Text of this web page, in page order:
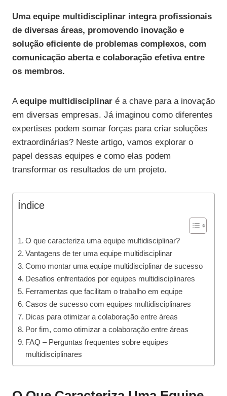
Uma equipe multidisciplinar integra profissionais
de diversas áreas, promovendo inovação e
solução eficiente de problemas complexos, com
comunicação aberta e colaboração efetiva entre
os membros.
Aequipe multidisciplinar é a chave para a inovação
em diversas empresas. Já imaginou como diferentes
expertises podem somar forças para criar soluções
extraordinárias? Neste artigo, vamos explorar o
papel dessas equipes e como elas podem
transformar os resultados de um projeto.
Índice
O que caracteriza uma equipe multidisciplinar?
Vantagens de ter uma equipe multidisciplinar
Como montar uma equipe multidisciplinar de sucesso
Desafios enfrentados por equipes multidisciplinares
Ferramentas que facilitam o trabalho em equipe
Casos de sucesso com equipes multidisciplinares
Dicas para otimizar a colaboração entre áreas
Por fim, como otimizar a colaboração entre áreas
FAQ – Perguntas frequentes sobre equipes
multidisciplinares